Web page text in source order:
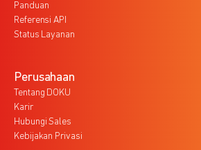
Panduan
Referensi API
Status Layanan
Perusahaan
Tentang DOKU
Karir
Hubungi Sales
Kebijakan Privasi